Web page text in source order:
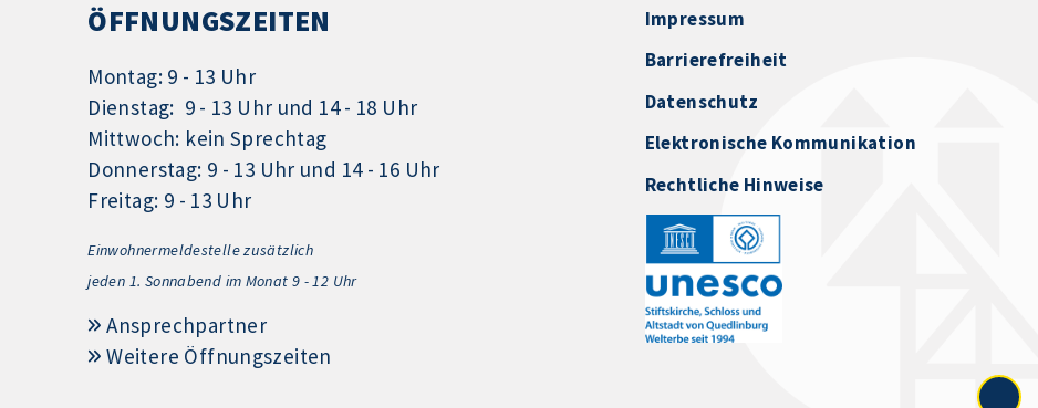
ÖFFNUNGSZEITEN
Montag: 9 - 13 Uhr
Dienstag: 9 - 13 Uhr und 14 - 18 Uhr
Mittwoch: kein Sprechtag
Donnerstag: 9 - 13 Uhr und 14 - 16 Uhr
Freitag: 9 - 13 Uhr
Einwohnermeldestelle zusätzlich
jeden 1. Sonnabend im Monat 9 - 12 Uhr
Ansprechpartner
Weitere Öffnungszeiten
Impressum
Barrierefreiheit
Datenschutz
Elektronische Kommunikation
Rechtliche Hinweise